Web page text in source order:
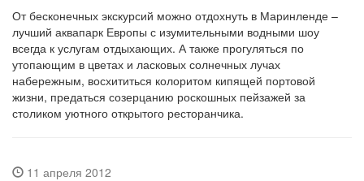
От бесконечных экскурсий можно отдохнуть в Маринленде –
лучший аквапарк Европы с изумительными водными шоу
всегда к услугам отдыхающих. А также прогуляться по
утопающим в цветах и ласковых солнечных лучах
набережным, восхититься колоритом кипящей портовой
жизни, предаться созерцанию роскошных пейзажей за
столиком уютного открытого ресторанчика.
11 апреля 2012